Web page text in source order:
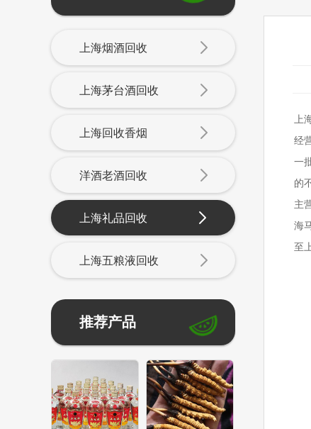
上海烟酒回收
上海茅台酒回收
上海回收香烟
洋酒老酒回收
上海礼品回收
上海五粮液回收
推荐产品
上
经
一
的
主
海
至